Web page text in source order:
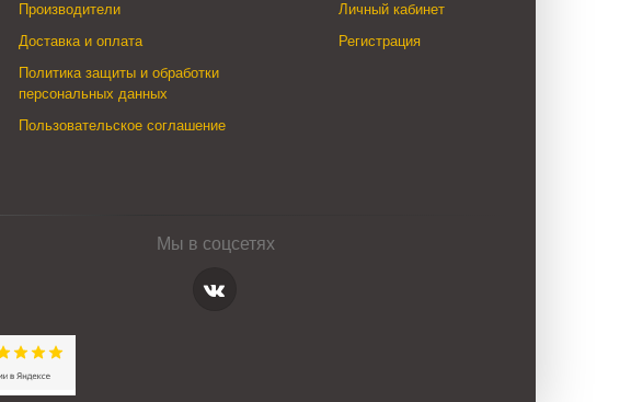
Производители
Доставка и оплата
Политика защиты и обработки
персональных данных
Пользовательское соглашение
Личный кабинет
Регистрация
Мы в соцсетях